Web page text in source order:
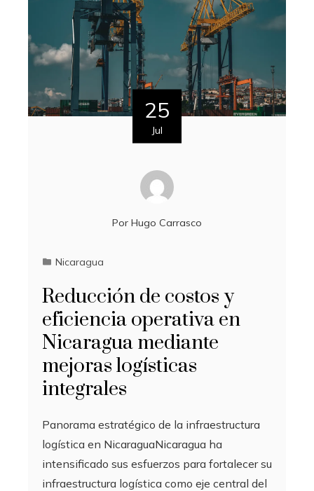
25
Jul
Por Hugo Carrasco
Nicaragua
Reducción de costos y
eficiencia operativa en
Nicaragua mediante
mejoras logísticas
integrales
Panorama estratégico de la infraestructura
logística en NicaraguaNicaragua ha
intensificado sus esfuerzos para fortalecer su
infraestructura logística como eje central del